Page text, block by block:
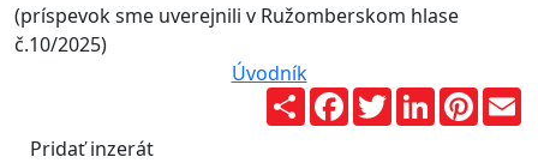
(príspevok sme uverejnili v Ružomberskom hlase
č.10/2025)
Úvodník
ZdieľajFacebook
TwitterLinkedIn
Pridať inzerát